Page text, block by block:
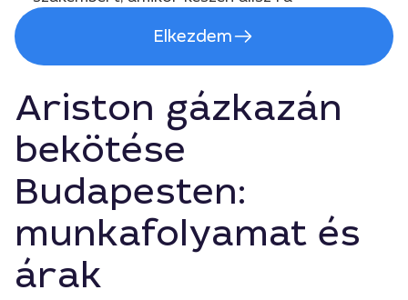
Elkezdem
Ariston gázkazán
bekötése
Budapesten:
munkafolyamat és
árak